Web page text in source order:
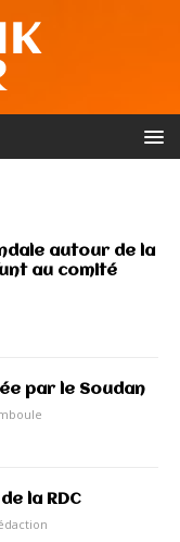
autour de la
au comité
par le Soudan
la RDC